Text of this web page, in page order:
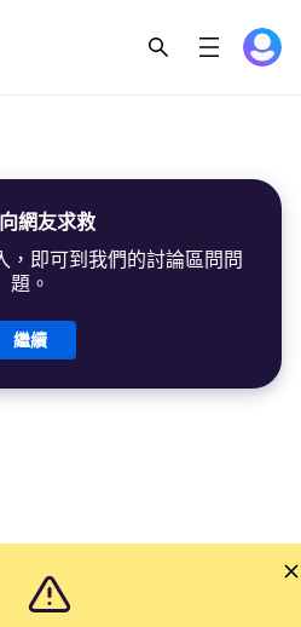
向網友求救
，即可到我們的討論區問問
題。
繼續